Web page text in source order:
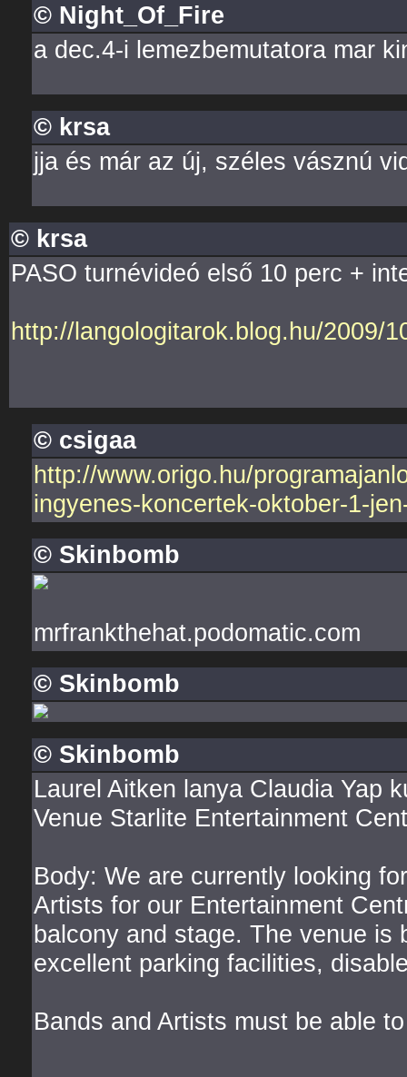
© Night_Of_Fire
a dec.4-i lemezbemutatora mar
© krsa
jja és már az új, széles vásznú
© krsa
PASO turnévideó első 10 perc +
http://langologitarok.blog.hu/2009/
© csigaa
http://www.origo.hu/
ingyenes-koncertek-oktober-1-
© Skinbomb
mrfrankthehat.podomatic.com
© Skinbomb
© Skinbomb
Laurel Aitken lanya Claudia Yap
Venue Starlite Entertainment
Body: We are currently looking
Artists for our Entertainment
balcony and stage. The venue is
excellent parking facilities,
Bands and Artists must be able